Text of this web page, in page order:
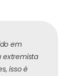
em
extremista
isso é